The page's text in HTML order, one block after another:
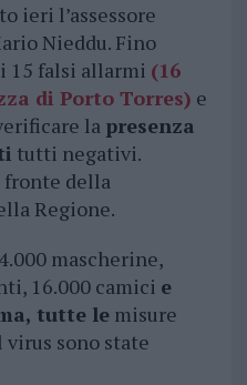
ieri l’assessore
Nieddu. Fino
15 falsi allarmi (16
di Porto Torres) e
la presenza
tutti negativi.
fronte della
Regione.
mascherine,
16.000 camici e
tutte lemisure
sono state